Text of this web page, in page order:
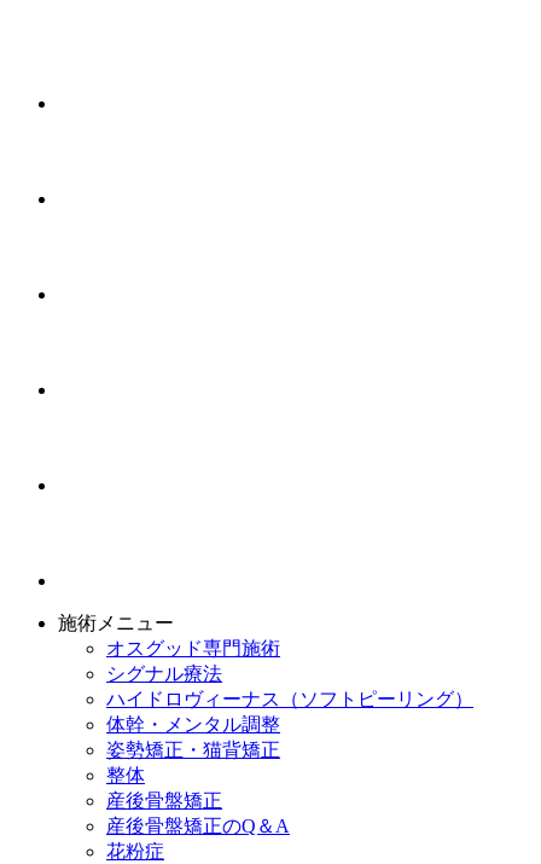
施術メニュー
オスグッド専門施術
シグナル療法
ハイドロヴィーナス（ソフトピーリング）
体幹・メンタル調整
姿勢矯正・猫背矯正
整体
産後骨盤矯正
産後骨盤矯正のQ＆A
花粉症